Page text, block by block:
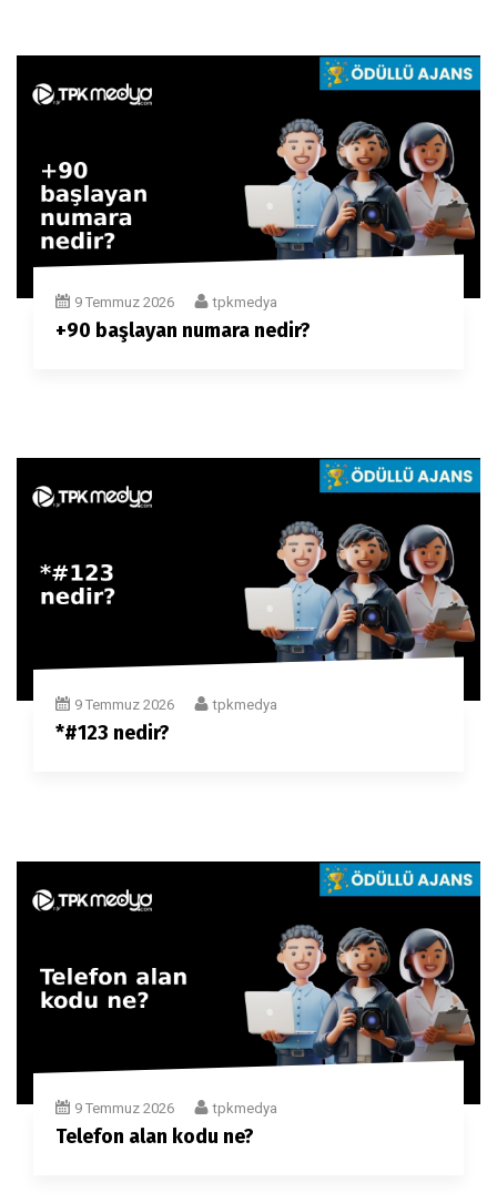
9 Temmuz 2026 tpkmedya
+90 başlayan numara nedir?
9 Temmuz 2026 tpkmedya
*#123 nedir?
9 Temmuz 2026 tpkmedya
Telefon alan kodu ne?